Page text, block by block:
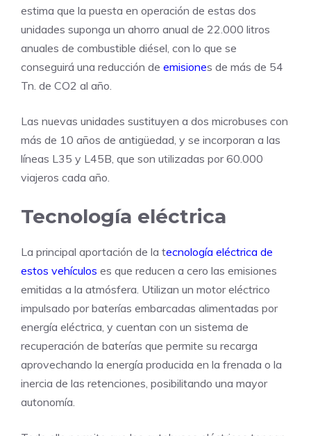
estima que la puesta en operación de estas dos
unidades suponga un ahorro anual de 22.000 litros
anuales de combustible diésel, con lo que se
conseguirá una reducción de emisiones de más de 54
Tn. de CO2 al año.
Las nuevas unidades sustituyen a dos microbuses con
más de 10 años de antigüedad, y se incorporan a las
líneas L35 y L45B, que son utilizadas por 60.000
viajeros cada año.
Tecnología eléctrica
La principal aportación de la tecnología eléctrica de
estos vehículos es que reducen a cero las emisiones
emitidas a la atmósfera. Utilizan un motor eléctrico
impulsado por baterías embarcadas alimentadas por
energía eléctrica, y cuentan con un sistema de
recuperación de baterías que permite su recarga
aprovechando la energía producida en la frenada o la
inercia de las retenciones, posibilitando una mayor
autonomía.